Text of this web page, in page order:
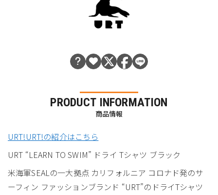
PRODUCT INFORMATION
商品情報
URT!URT!の紹介はこちら
URT “LEARN TO SWIM” ドライ Tシャツ ブラック
米海軍SEALの一大拠点 カリフォルニア コロナド発のサ
ーフィン ファッションブランド “URT”のドライTシャツ